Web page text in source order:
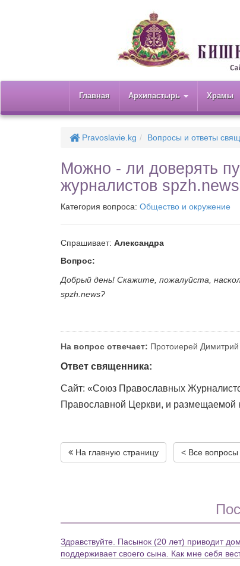
Главная Архипастырь Храмы
Pravoslavie.kg Вопросы и ответы
Можно - ли доверять
журналистов
Категория вопроса: Общество и окружение
Спрашивает: Александра
Вопрос:
Добрый день! Скажите, пожалуйста,
spzh.news?
На вопрос отвечает: Протоиерей
Ответ священника:
Сайт: «Союз Православных
Православной Церкви, и
На главную страницу < Все вопросы
Здравствуйте. Пасынок (20 лет) приводит
поддерживает своего сына. Как мне себя